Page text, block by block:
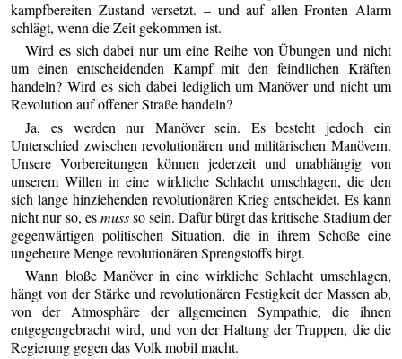
kampfbereiten Zustand versetzt. – und auf allen Fronten Alarm
schlägt, wenn die Zeit gekommen ist.
Wird es sich dabei nur um eine Reihe von Übungen und nicht
um einen entscheidenden Kampf mit den feindlichen Kräften
handeln? Wird es sich dabei lediglich um Manöver und nicht um
Revolution auf offener Straße handeln?
Ja, es werden nur Manöver sein. Es besteht jedoch ein
Unterschied zwischen revolutionären und militärischen Manövern.
Unsere Vorbereitungen können jederzeit und unabhängig von
unserem Willen in eine wirkliche Schlacht umschlagen, die den
sich lange hinziehenden revolutionären Krieg entscheidet. Es kann
nicht nur so, esmussso sein. Dafür bürgt das kritische Stadium der
gegenwärtigen politischen Situation, die in ihrem Schoße eine
ungeheure Menge revolutionären Sprengstoffs birgt.
Wann bloße Manöver in eine wirkliche Schlacht umschlagen,
hängt von der Stärke und revolutionären Festigkeit der Massen ab,
von der Atmosphäre der allgemeinen Sympathie, die ihnen
entgegengebracht wird, und von der Haltung der Truppen, die die
Regierung gegen das Volk mobil macht.